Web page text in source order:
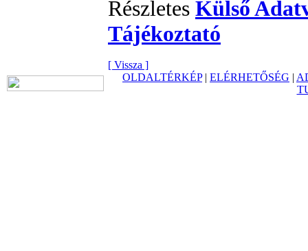
Részletes Külső
Tájékoztató
[ Vissza ]
OLDALTÉRKÉP| ELÉRHETŐSÉG |